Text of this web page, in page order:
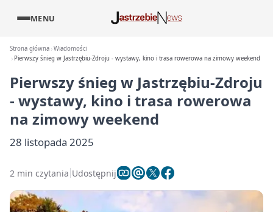
MENU
Strona główna Wiadomości
Pierwszy śnieg w Jastrzębiu-Zdroju - wystawy, kino i trasa rowerowa na zimowy weekend
Pierwszy śnieg w Jastrzębiu-Zdroju
- wystawy, kino i trasa rowerowa
na zimowy weekend
28 listopada 2025
2 min czytania Udostępnij